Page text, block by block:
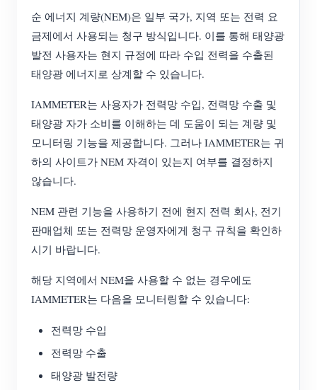
순 에너지 계량(NEM)은 일부 국가, 지역 또는 전력 요
금제에서 사용되는 청구 방식입니다. 이를 통해 태양광
발전 사용자는 현지 규정에 따라 수입 전력을 수출된
태양광 에너지로 상계할 수 있습니다.
IAMMETER는 사용자가 전력망 수입, 전력망 수출 및
태양광 자가 소비를 이해하는 데 도움이 되는 계량 및
모니터링 기능을 제공합니다. 그러나 IAMMETER는 귀
하의 사이트가 NEM 자격이 있는지 여부를 결정하지
않습니다.
NEM 관련 기능을 사용하기 전에 현지 전력 회사, 전기
판매업체 또는 전력망 운영자에게 청구 규칙을 확인하
시기 바랍니다.
해당 지역에서 NEM을 사용할 수 없는 경우에도
IAMMETER는 다음을 모니터링할 수 있습니다:
전력망 수입
전력망 수출
태양광 발전량